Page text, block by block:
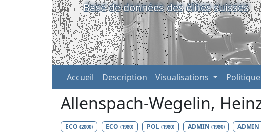
Base de données des élites suisses
Accueil Description Visualisations
Allenspach-Wegelin,
ECO (2000) ECO(1980) POL (1980) ADMIN (1980) ADMIN